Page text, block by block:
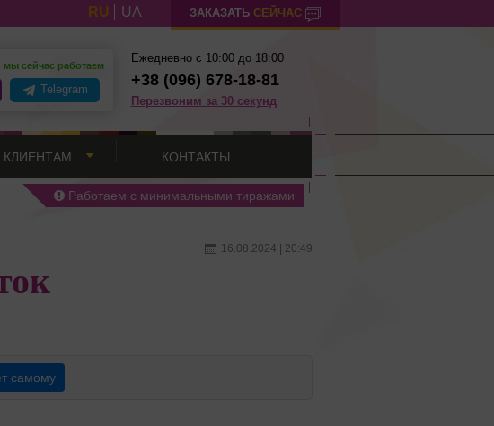
RU UA ЗАКАЗАТЬ СЕЙЧАС
мы сейчас работаем
Telegram
Ежедневно с 10:00 до 18:00
+38 (096) 678-18-81
Перезвоним за 30 секунд
КЛИЕНТАМ КОНТАКТЫ
Работаем с минимальными тиражами
16.08.2024 | 20:49
самому